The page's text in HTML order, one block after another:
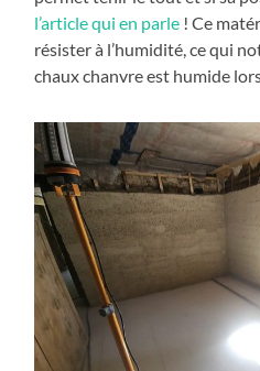
l’article qui en parle ! Ce
résister à l’humidité, ce qui
chaux chanvre est humide